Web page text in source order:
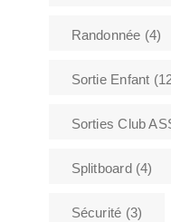
Randonnée (4)
Sortie Enfant
Sorties Club
Splitboard(4)
Sécurité (3)